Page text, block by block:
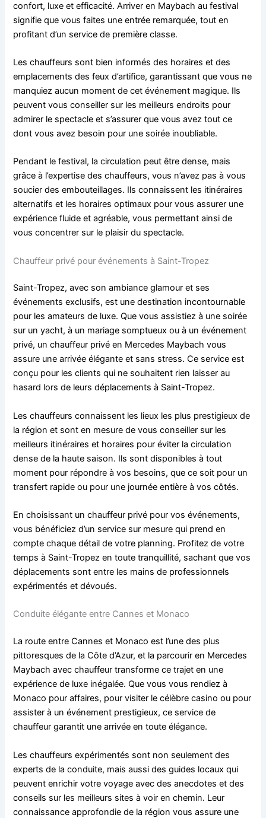
confort, luxe et efficacité. Arriver en Maybach au festival
signifie que vous faites une entrée remarquée, tout en
profitant d’un service de première classe.
Les chauffeurs sont bien informés des horaires et des
emplacements des feux d’artifice, garantissant que vous ne
manquiez aucun moment de cet événement magique. Ils
peuvent vous conseiller sur les meilleurs endroits pour
admirer le spectacle et s’assurer que vous avez tout ce
dont vous avez besoin pour une soirée inoubliable.
Pendant le festival, la circulation peut être dense, mais
grâce à l’expertise des chauffeurs, vous n’avez pas à vous
soucier des embouteillages. Ils connaissent les itinéraires
alternatifs et les horaires optimaux pour vous assurer une
expérience fluide et agréable, vous permettant ainsi de
vous concentrer sur le plaisir du spectacle.
Chauffeur privé pour événements à Saint-Tropez
Saint-Tropez, avec son ambiance glamour et ses
événements exclusifs, est une destination incontournable
pour les amateurs de luxe. Que vous assistiez à une soirée
sur un yacht, à un mariage somptueux ou à un événement
privé, un chauffeur privé en Mercedes Maybach vous
assure une arrivée élégante et sans stress. Ce service est
conçu pour les clients qui ne souhaitent rien laisser au
hasard lors de leurs déplacements à Saint-Tropez.
Les chauffeurs connaissent les lieux les plus prestigieux de
la région et sont en mesure de vous conseiller sur les
meilleurs itinéraires et horaires pour éviter la circulation
dense de la haute saison. Ils sont disponibles à tout
moment pour répondre à vos besoins, que ce soit pour un
transfert rapide ou pour une journée entière à vos côtés.
En choisissant un chauffeur privé pour vos événements,
vous bénéficiez d’un service sur mesure qui prend en
compte chaque détail de votre planning. Profitez de votre
temps à Saint-Tropez en toute tranquillité, sachant que vos
déplacements sont entre les mains de professionnels
expérimentés et dévoués.
Conduite élégante entre Cannes et Monaco
La route entre Cannes et Monaco est l’une des plus
pittoresques de la Côte d’Azur, et la parcourir en Mercedes
Maybach avec chauffeur transforme ce trajet en une
expérience de luxe inégalée. Que vous vous rendiez à
Monaco pour affaires, pour visiter le célèbre casino ou pour
assister à un événement prestigieux, ce service de
chauffeur garantit une arrivée en toute élégance.
Les chauffeurs expérimentés sont non seulement des
experts de la conduite, mais aussi des guides locaux qui
peuvent enrichir votre voyage avec des anecdotes et des
conseils sur les meilleurs sites à voir en chemin. Leur
connaissance approfondie de la région vous assure une